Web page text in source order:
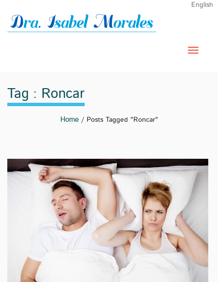
English
Tag : Roncar
Home/ Posts Tagged "roncar"